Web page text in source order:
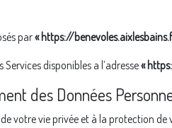
par« https://
disponibles a l’adresse«
des Données
votre vie privée et à la protection de